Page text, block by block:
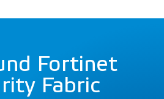
Fortinet
Fabric